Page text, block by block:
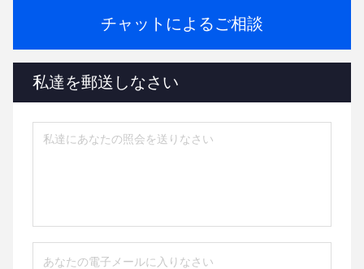
チャットによるご相談
私達を郵送しなさい